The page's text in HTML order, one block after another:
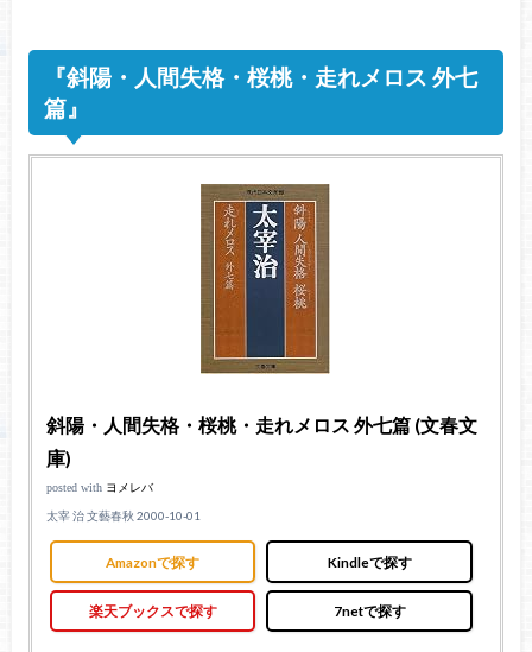
『斜陽・人間失格・桜桃・走れメロス 外七
篇』
斜陽・人間失格・桜桃・走れメロス 外七篇 (文春文
庫)
posted with ヨメレバ
太宰 治 文藝春秋 2000-10-01
Amazonで探す Kindleで探す
楽天ブックスで探す 7netで探す